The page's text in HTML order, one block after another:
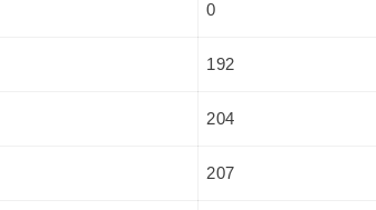
0
192
204
207